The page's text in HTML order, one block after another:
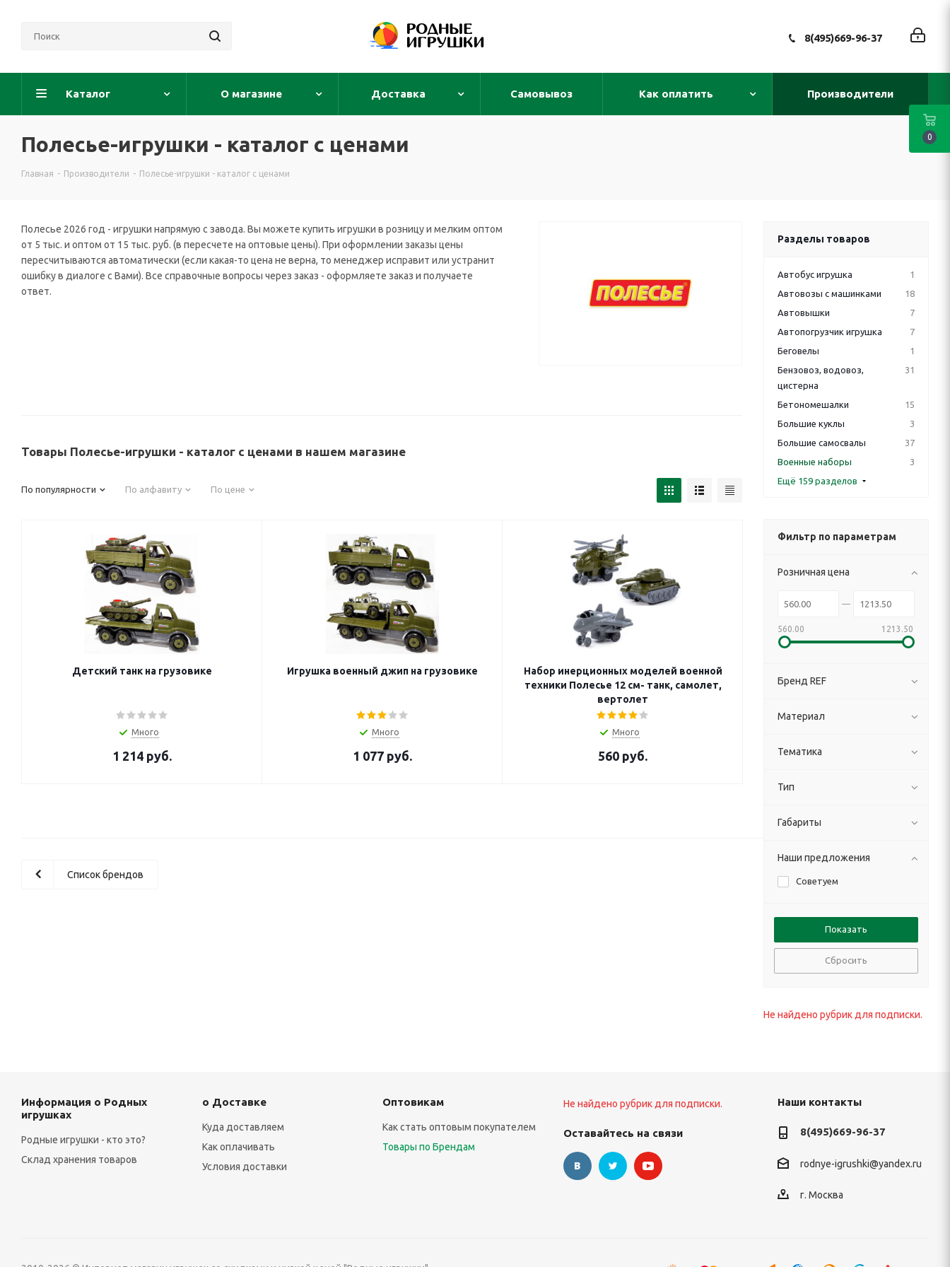
8(495)669-96-37
Каталог О магазине Доставка Самовывоз Как оплатить Производители
Полесье-игрушки - каталог с ценами
Главная - Производители - Полесье-игрушки - каталог с ценами
Полесье 2026 год - игрушки напрямую с завода. Вы можете купить игрушки в розницу и мелким оптом
от 5 тыс. и оптом от 15 тыс. руб. (в пересчете на оптовые цены). При оформлении заказы цены
пересчитываются автоматически (если какая-то цена не верна, то менеджер исправит или устранит
ошибку в диалоге с Вами). Все справочные вопросы через заказ - оформляете заказ и получаете
ответ.
Товары Полесье-игрушки - каталог с ценами в нашем магазине
По популярности По алфавиту По цене
Детский танк на грузовике
Много
1 214 руб.
Игрушка военный джип на грузовике
Много
1 077 руб.
Набор инерционных моделей военной
техники Полесье 12 см- танк, самолет,
вертолет
Много
560 руб.
Список брендов
Разделы товаров
Автобус игрушка
1
Автовозы с машинками
18
Автовышки
7
Автопогрузчик игрушка
7
Беговелы
1
Бензовоз, водовоз,
цистерна
31
Бетономешалки
15
Большие куклы
3
Большие самосвалы
37
Военные наборы
3
Ещё 159 разделов
Фильтр по параметрам
Розничная цена
560.00 1213.50
Бренд REF
Материал
Тематика
Тип
Габариты
Наши предложения
Советуем
Сбросить
Не найдено рубрик для подписки.
Информация о Родных
игрушках
Родные игрушки - кто это?
Склад хранения товаров
о Доставке
Куда доставляем
Как оплачивать
Условия доставки
Оптовикам
Как стать оптовым покупателем
Товары по Брендам
Не найдено рубрик для подписки.
Оставайтесь на связи
Наши контакты
8(495)669-96-37
rodnye-igrushki@yandex.ru
г. Москва
0